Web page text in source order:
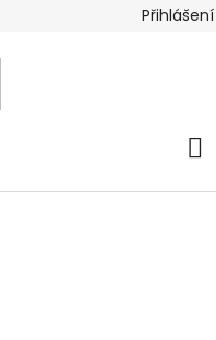
Náhradní plnění
Přihlášení